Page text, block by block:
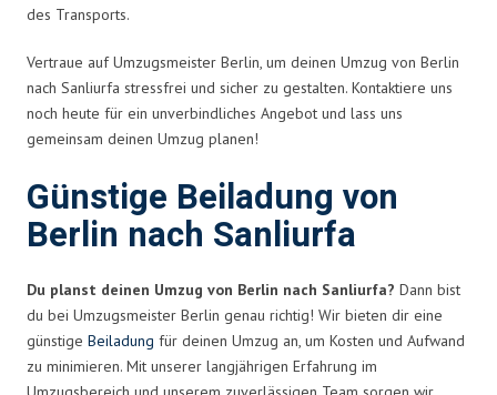
des Transports.
Vertraue auf Umzugsmeister Berlin, um deinen Umzug von Berlin
nach Sanliurfa stressfrei und sicher zu gestalten. Kontaktiere uns
noch heute für ein unverbindliches Angebot und lass uns
gemeinsam deinen Umzug planen!
Günstige Beiladung von
Berlin nach Sanliurfa
Du planst deinen Umzug von Berlin nach Sanliurfa? Dann bist
du bei Umzugsmeister Berlin genau richtig! Wir bieten dir eine
günstige Beiladung für deinen Umzug an, um Kosten und Aufwand
zu minimieren. Mit unserer langjährigen Erfahrung im